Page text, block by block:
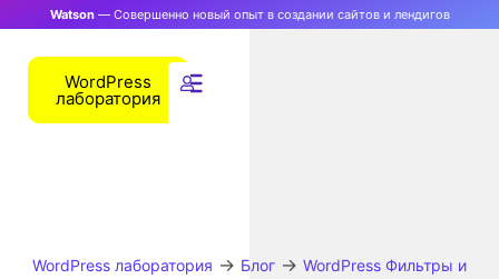
Watson— Совершенно новый опыт в создании сайтов и лендигов
WordPress
лаборатория
WordPress лаборатория → Блог → WordPress Фильтры и